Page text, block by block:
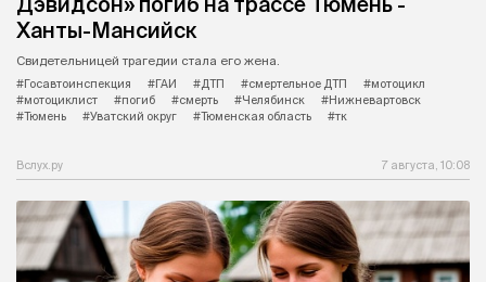
Ханты-Мансийск
Свидетельницей трагедии стала его жена.
#Госавтоинспекция
#ГАИ #ДТП #смертельное ДТП
#мотоцикл
#мотоциклист
#погиб #смерть #Челябинск
#Нижневартовск
#Тюмень
#Уватский округ #Тюменская область #тк
Вслух.ру 7 августа, 10:08